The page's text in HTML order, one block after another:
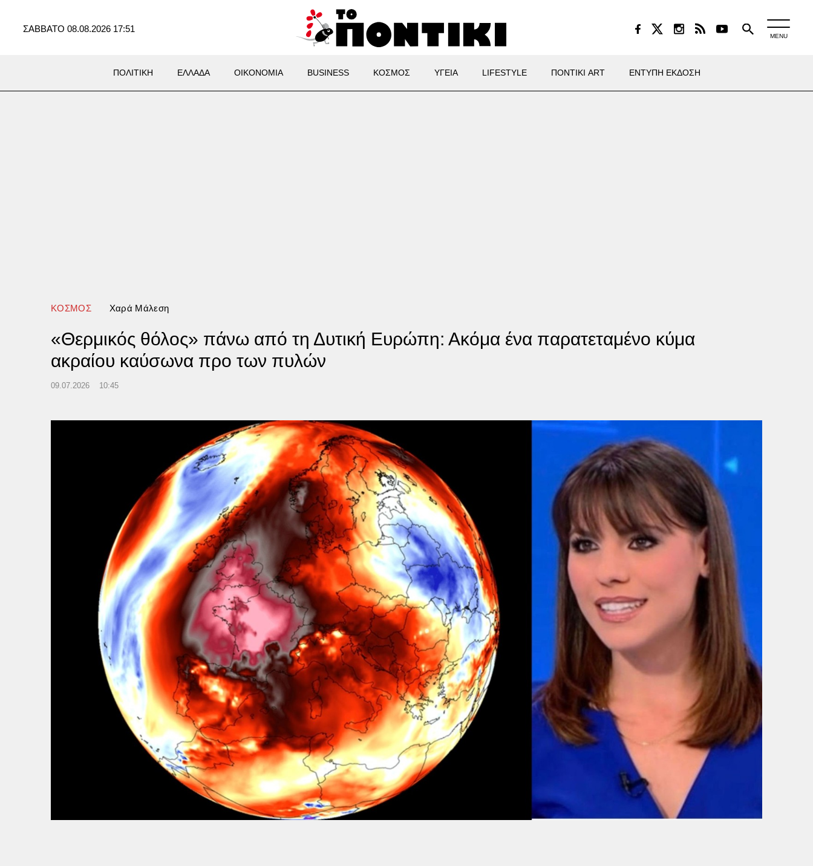
ΣΑΒΒΑΤΟ 08.08.2026 17:51
MENU
ΠΟΛΙΤΙΚΗ ΕΛΛΑΔΑ ΟΙΚΟΝΟΜΙΑ BUSINESS ΚΟΣΜΟΣ ΥΓΕΙΑ LIFESTYLE ΠΟΝΤΙΚΙ ART ΕΝΤΥΠΗ ΕΚΔΟΣΗ
ΚΟΣΜΟΣ Χαρά Μάλεση
«Θερμικός θόλος» πάνω από τη Δυτική Ευρώπη: Ακόμα ένα παρατεταμένο κύμα
ακραίου καύσωνα προ των πυλών
09.07.2026 10:45